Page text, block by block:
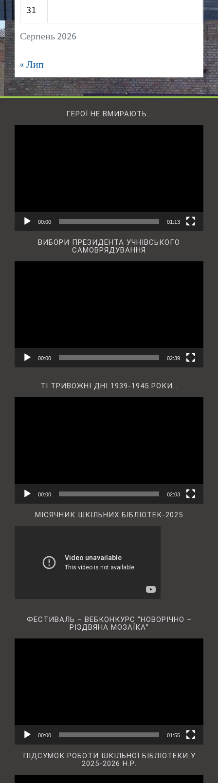
Серпень 2026
31
« Лип
ГЕРОЇ НЕ ВМИРАЮТЬ…
00:00 01:13
ВИБОРИ ПРЕЗИДЕНТА УЧНІВСЬКОГО
САМОВРЯДУВАННЯ
00:00 02:39
ТІ ТРИВОЖНІ ДНІ 1939-1945 РОКИ…
00:00 02:03
МІСЯЧНИК ШКІЛЬНИХ БІБЛІОТЕК-2025
ФЕСТИВАЛЬ – ВЕБКОНКУРС “НОВОРІЧНО –
РІЗДВЯНА МОЗАЇКА”
00:00 01:55
ПІДСУМОК РОБОТИ ШКІЛЬНОЇ БІБЛІОТЕКИ У
2025-2026 Н.Р.